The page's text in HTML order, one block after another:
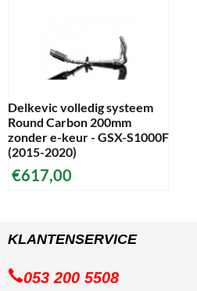
Delkevic volledig systeem
Round Carbon 200mm
zonder e-keur - GSX-S1000F
(2015-2020)
€617,00
KLANTENSERVICE
053 200 5508